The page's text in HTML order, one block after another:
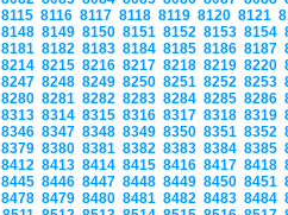
8115 8116 8117 8118 8119 8120 8121
8148 8149 8150 8151 8152 8153 8154
8181 8182 8183 8184 8185 8186 8187
8214 8215 8216 8217 8218 8219 8220
8247 8248 8249 8250 8251 8252 8253
8280 8281 8282 8283 8284 8285 8286
8313 8314 8315 8316 8317 8318 8319
8346 8347 8348 8349 8350 8351 8352
8379 8380 8381 8382 8383 8384 8385
8412 8413 8414 8415 8416 8417 8418
8445 8446 8447 8448 8449 8450 8451
8478 8479 8480 8481 8482 8483 8484